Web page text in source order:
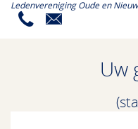
Ledenvereniging Oude en
U maakt gebruikt
Internet Explorer.
Onze website is
Explorer 10 en hoger. Wij
upgraden naar de laatste
Uw